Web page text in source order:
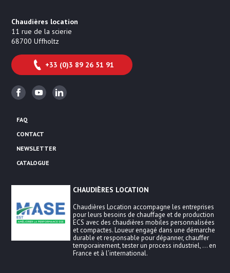
Chaudières location
11 rue de la scierie
68700 Uffholtz
+33 (0)3 89 26 51 91
FacebookYoutubeLinkedin
FAQ
CONTACT
NEWSLETTER
CATALOGUE
CHAUDIÈRES LOCATION
Chaudières Location accompagne les entreprises
pour leurs besoins de chauffage et de production
ECS avec des chaudières mobiles personnalisées
et compactes. Loueur engagé dans une démarche
durable et responsable pour dépanner, chauffer
temporairement, tester un process industriel, … en
France et à l’international.